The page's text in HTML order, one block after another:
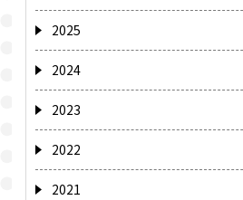
2025
2024
2023
2022
2021